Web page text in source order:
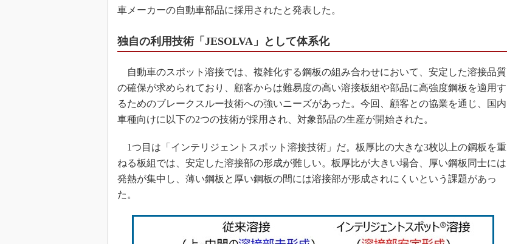
S＆OP
インダストリー4.0
イノベーション
製造業ビッグデータ
メイドインジャパン
植物工場
知財マネジメント
海外生産
制御セキュリティ
新型コロナへの対応
車メーカーの自動車部品に採用されたと発表した。
独自の利用技術「JESOLVA」として体系化
自動車のスポット溶接では、複雑化する鋼板の組み合わせにおいて、安定した溶接品質
の確保が求められており、顧客からは難易度の高い溶接板組や部品に高強度鋼板を適用す
るためのブレークスルー技術への強いニーズがあった。今回、顧客との協業を通じ、国内
車種向けに以下の2つの技術が採用され、対象部品の生産が開始された。
1つ目は「インテリジェントスポット溶接技術」だ。板厚比の大きな3枚以上の鋼板を重
ねる板組では、安定した溶接部の形成が難しい。板厚比が大きい場合、厚い鋼板同士には
発熱が集中し、薄い鋼板と厚い鋼板の間には溶接部が形成されにくいという課題があっ
た。